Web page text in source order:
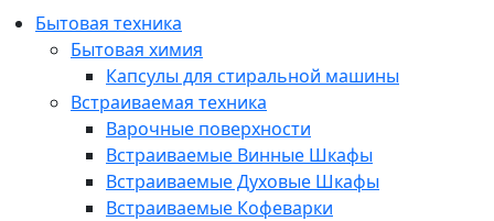
Бытовая техника
Бытовая химия
Капсулы для стиральной машины
Встраиваемая техника
Варочные поверхности
Встраиваемые Винные Шкафы
Встраиваемые Духовые Шкафы
Встраиваемые Кофеварки